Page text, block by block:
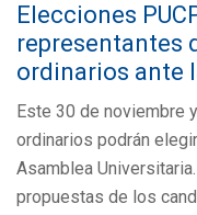
Elecciones
representantes
ordinarios ante
Este 30 de noviembre
ordinarios podrán
Asamblea
propuestas de los